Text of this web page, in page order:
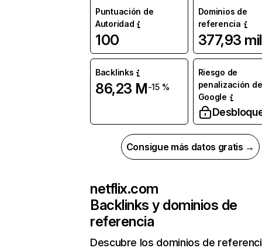
Puntuación de
Autoridad
100
Dominios de
referencia
377,93 mil
Backlinks
86,23 M-15 %
Riesgo de
penalización de
Google
Consigue más datos gratis →
netflix.com
Backlinks y dominios de
referencia
Descubre los dominios de